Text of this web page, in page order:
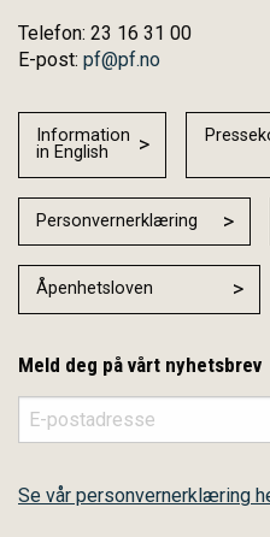
Telefon: 23 16 31 00
E-post: pf@pf.no
Information
in English
Personvernerklæring
Åpenhetsloven
Meld deg på vårt nyhetsbrev
Se vår personvernerklæring